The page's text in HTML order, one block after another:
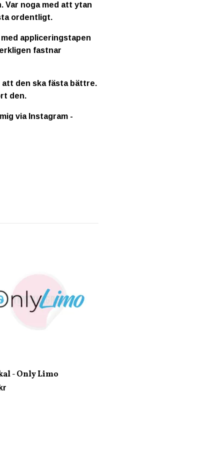
Var noga med att ytan
ordentligt.
appliceringstapen
fastnar
att den ska fästa bättre.
den.
via Instagram -
- Only Limo